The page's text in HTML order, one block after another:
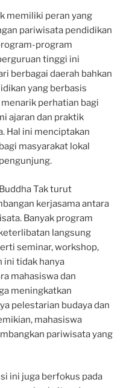
memiliki peran yang
pariwisata pendidikan
program
tinggi ini
berbagai daerah bahkan
yang berbasis
perhatian bagi
ajaran dan praktik
Hal ini menciptakan
masyarakat lokal
Tak turut
kerjasama antara
Banyak program
langsung
seminar, workshop,
ini tidak hanya
mahasiswa dan
meningkatkan
pelestarian budaya dan
mahasiswa
pariwisata yang
ini juga berfokus pada